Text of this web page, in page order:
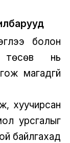
болон
төсөв нь
магадгүй
хуучирсан
урсгалыг
байлгахад